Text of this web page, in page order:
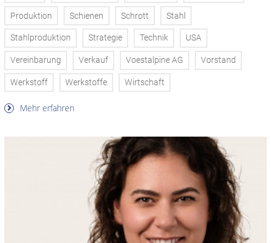
Produktion Schienen Schrott Stahl
Stahlproduktion Strategie Technik USA
Vereinbarung Verkauf Voestalpine AG Vorstand
Werkstoff Werkstoffe Wirtschaft
Mehr erfahren